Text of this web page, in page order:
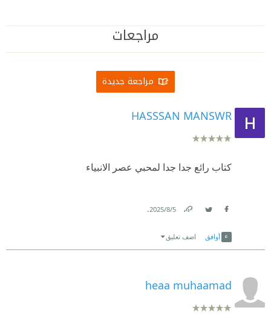
مراجعات
مراجعة جديدة
HASSSAN MANSWR
كتاب رائع جدا جدا لمحبي عصر الانبياء
5‏/8‏/2025
.
أوافق اضف تعليق
heaa muhaamad